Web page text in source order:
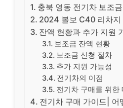
충북 영동 전기차 보조
2024 볼보 C40 리차지
잔액 현황과 추가 지원
보조금 잔액 현황
보조금 신청 절차
추가 지원 가능성
전기차의 이점
전기차 구매를 위한
전기차 구매 가이드| 어